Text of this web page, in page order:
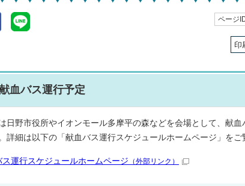
ページ
印
血バス運行予定
日野市役所やイオンモール多摩平の森などを会場として、献
詳細は以下の「献血バス運行スケジュールホームページ」をご
ス運行スケジュールホームページ （外部リンク）